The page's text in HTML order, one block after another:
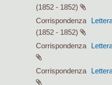
(1852 - 1852)
Corrispondenza
(1852 - 1852)
Corrispondenza
Corrispondenza